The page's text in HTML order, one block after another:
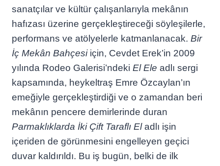
sanatçılar ve kültür çalışanlarıyla mekânın
hafızası üzerine gerçekleştireceği söyleşilerle,
performans ve atölyelerle katmanlanacak. Bir
İç Mekân Bahçesiiçin, Cevdet Erek’in 2009
yılında Rodeo Galerisi’ndeki El Ele adlı sergi
kapsamında, heykeltraş Emre Özcaylan’ın
emeğiyle gerçekleştirdiği ve o zamandan beri
mekânın pencere demirlerinde duran
Parmaklıklarda İki Çift Taraflı Eladlı işin
içeriden de görünmesini engelleyen geçici
duvar kaldırıldı. Bu iş bugün, belki de ilk